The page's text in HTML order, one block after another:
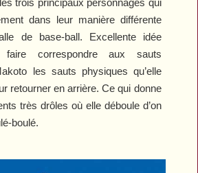
dans leur manière différente
de base-ball. Excellente idée
faire correspondre aux sauts
les sauts physiques qu’elle
retourner en arrière. Ce qui donne
très drôles où elle déboule d’on
boulé.